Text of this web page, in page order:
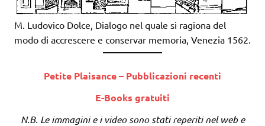
M. Ludovico Dolce, Dialogo nel quale si ragiona del
modo di accrescere e conservar memoria, Venezia 1562.
Petite Plaisance – Pubblicazioni recenti
E-Books gratuiti
N.B. Le immagini e i video sono stati reperiti nel web e